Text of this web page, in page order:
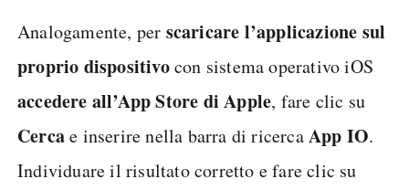
Analogamente, per scaricare l’applicazione sul
proprio dispositivocon sistema operativo iOS
accedere all’App Store di Apple, fare clic su
Cercae inserire nella barra di ricercaApp IO.
Individuare il risultato corretto e fare clic su